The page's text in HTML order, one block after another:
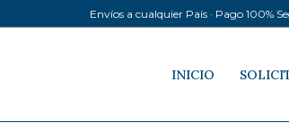
Envíos a cualquier País · Pago 100%
INICIO